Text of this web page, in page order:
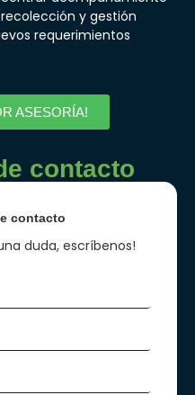
y gestión
requerimientos
ASESORÍA!
contacto
contacto
duda, escríbenos!